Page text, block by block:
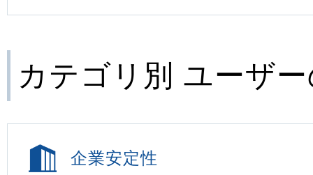
カテゴリ別 ユーザ
企業安定性